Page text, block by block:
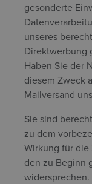
gesonderte
unseres
Direktwerbung
Haben Sie der
diesem Zweck
Mailversand
Sie sind
zu dem
Wirkung für
den zu Beginn